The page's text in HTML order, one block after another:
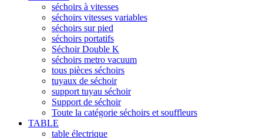
séchoirs à vitesses
séchoirs vitesses variables
séchoirs sur pied
séchoirs portatifs
Séchoir Double K
séchoirs metro vacuum
tous pièces séchoirs
tuyaux de séchoir
support tuyau séchoir
Support de séchoir
Toute la catégorie séchoirs et souffleurs
TABLE
table électrique